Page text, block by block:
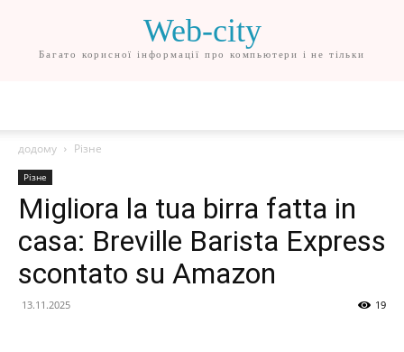
Web-city
Багато корисної інформації про компьютери і не тільки
додому Різне
Різне
Migliora la tua birra fatta in
casa: Breville Barista Express
scontato su Amazon
13.11.2025 19